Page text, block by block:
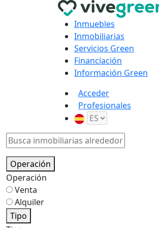
Inmuebles
Inmobiliarias
Servicios Green
Financiación
Información Green
Acceder
Profesionales
Operación
Operación
Venta
Alquiler
Tipo